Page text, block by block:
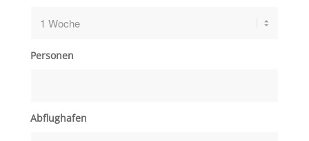
Personen
Abflughafen